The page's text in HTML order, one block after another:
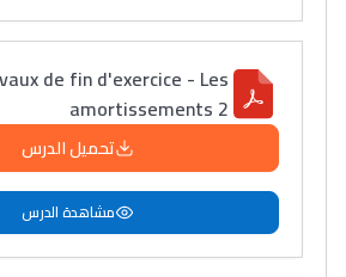
de fin d'exercice - Les
amortissements 2
تحميل الدرس
مشاهدة الدرس